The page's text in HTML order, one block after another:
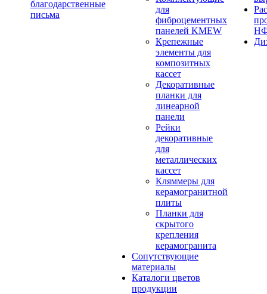
благодарственные
письма
для
фиброцементных
панелей KMEW
Крепежные
элементы для
композитных
кассет
Декоративные
планки для
линеарной
панели
Рейки
декоративные
для
металлических
кассет
Кляммеры для
керамогранитной
плиты
Планки для
скрытого
крепления
керамогранита
Сопутствующие
материалы
Каталоги цветов
продукции